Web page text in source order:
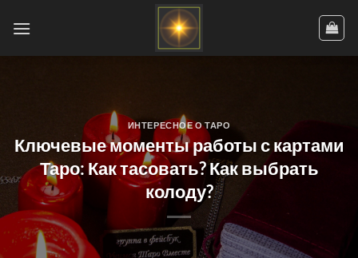
ИНТЕРЕСНОЕ О ТАРО
Ключевые моменты работы с картами
Таро: Как тасовать? Как выбрать
колоду?